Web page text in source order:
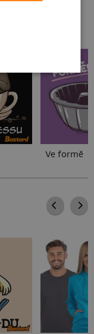
Ve formě